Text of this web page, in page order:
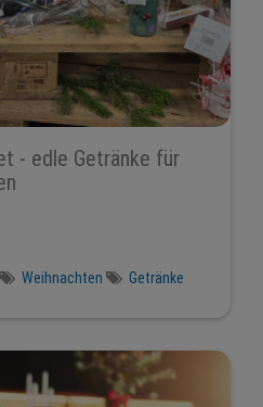
- edle Getränke für
Weihnachten Getränke